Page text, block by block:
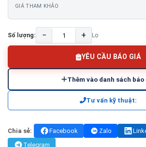
GIÁ THAM KHẢO
Số lượng: − + Lọ
YÊU CẦU BÁO GIÁ
Thêm vào danh sách báo
Tư vấn kỹ thuật:
Chia sẻ: Facebook Zalo
Telegram